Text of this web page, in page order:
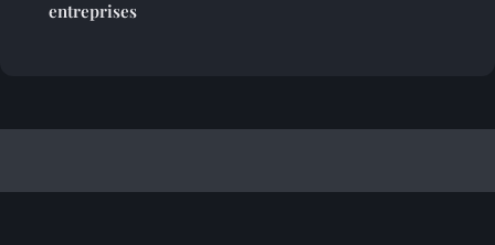
entreprises
Cadeauxaffaire